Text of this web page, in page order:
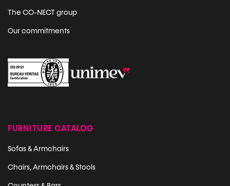
The CO-NECT group
Our commitments
FURNITURE CATALOG
Sofas & Armchairs
Chairs, Armchairs & Stools